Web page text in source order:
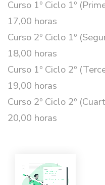
Curso 1º Ciclo 1º
17,00 horas
Curso 2º Ciclo 1º
18,00 horas
Curso 1º Ciclo 2º
19,00 horas
Curso 2º Ciclo 2º
20,00 horas